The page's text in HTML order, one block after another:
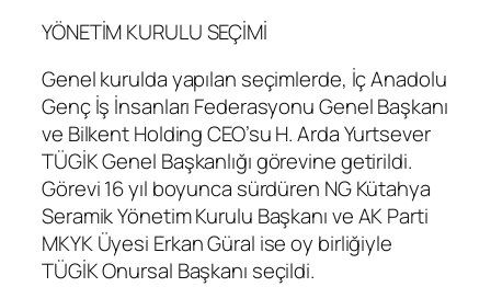
YÖNETİM KURULU SEÇİMİ
Genel kurulda yapılan seçimlerde, İç Anadolu
Genç İş İnsanları Federasyonu Genel Başkanı
ve Bilkent Holding CEO’su H. Arda Yurtsever
TÜGİK Genel Başkanlığı görevine getirildi.
Görevi 16 yıl boyunca sürdüren NG Kütahya
Seramik Yönetim Kurulu Başkanı ve AK Parti
MKYK Üyesi Erkan Güral ise oy birliğiyle
TÜGİK Onursal Başkanı seçildi.